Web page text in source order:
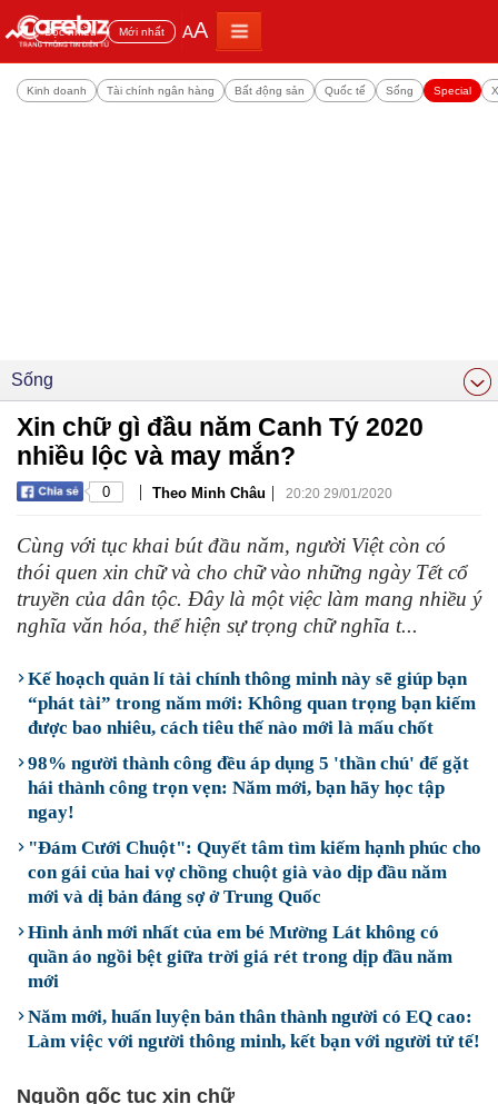
Đọc nhiều Mới nhất AA
Kinh doanh Tài chính ngân hàng Bất động sản Quốc tế Sống Special
Sống
Xin chữ gì đầu năm Canh Tý 2020
nhiều lộc và may mắn?
0 | Theo Minh Châu | 20:20 29/01/2020
Cùng với tục khai bút đầu năm, người Việt còn có
thói quen xin chữ và cho chữ vào những ngày Tết cổ
truyền của dân tộc. Đây là một việc làm mang nhiều ý
nghĩa văn hóa, thể hiện sự trọng chữ nghĩa t...
Kế hoạch quản lí tài chính thông minh này sẽ giúp bạn
“phát tài” trong năm mới: Không quan trọng bạn kiếm
được bao nhiêu, cách tiêu thế nào mới là mấu chốt
98% người thành công đều áp dụng 5 'thần chú' để gặt
hái thành công trọn vẹn: Năm mới, bạn hãy học tập
ngay!
"Đám Cưới Chuột": Quyết tâm tìm kiếm hạnh phúc cho
con gái của hai vợ chồng chuột già vào dịp đầu năm
mới và dị bản đáng sợ ở Trung Quốc
Hình ảnh mới nhất của em bé Mường Lát không có
quần áo ngồi bệt giữa trời giá rét trong dịp đầu năm
mới
Năm mới, huấn luyện bản thân thành người có EQ cao:
Làm việc với người thông minh, kết bạn với người tử tế!
Nguồn gốc tục xin chữ